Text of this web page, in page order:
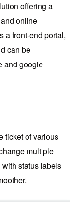
offering a
online
a front-end portal,
can be
and google
ticket of various
multiple
status labels